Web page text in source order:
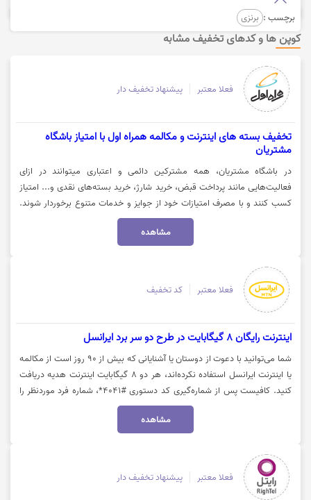
برچسب : برنزی
کوپن ها و کدهای تخفیف مشابه
فعلا معتبر پیشنهاد تخفیف دار
تخفیف بسته های اینترنت و مکالمه همراه اول با امتیاز باشگاه
مشتریان
در باشگاه مشتریان، همه مشترکین دائمی و اعتباری میتوانند در ازای
فعالیت‌هایی مانند پرداخت قبض، خرید شارژ، خرید بسته‌های نقدی و... امتیاز
کسب کنند و با مصرف امتیازات خود از جوایز و خدمات متنوع برخوردار شوند.
استفاده از این خدمات از طریق مراجعه به بخش باشگاه مشتریان در اپلیکیشن
و یا وبسایت همراه من امکانپذیر است. جهت اطلاعات بیشتر از امتیازات باشگاه
مشاهده
فعلا معتبر کد تخفیف
اینترنت رایگان 8 گیگابایت در طرح دو سر برد ایرانسل
شما می‌توانید با دعوت از دوستان یا آشنایانی که بیش از ۹۰ روز است از مکالمه
یا اینترنت ایرانسل استفاده نکرده‌اند، هر دو ۸ گیگابایت اینترنت هدیه دریافت
کنید. کافیست پس از شماره‌گیری کد دستوری #۴۰۴۱*، شماره فرد موردنظر را
وارد کنید. این هدیه شامل ۲ گیگابایت اینترنت رایگان یک‌روزه است که به مدت
۴ هفته متوالی و در روزی ثابت برای هر دو مشترک فعال خواهد شد. برای
نمایید.
مشاهده
فعلا معتبر پیشنهاد تخفیف دار